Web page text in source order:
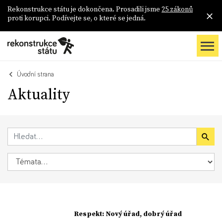
Rekonstrukce státu je dokončena. Prosadili jsme 25 zákonů
proti korupci. Podívejte se, o které se jedná.
Úvodní strana
Aktuality
Respekt: Nový úřad, dobrý úřad